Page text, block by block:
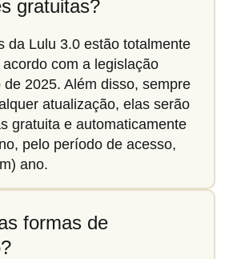
gratuitas?
da Lulu 3.0 estão totalmente
com a legislação
2025. Além disso, sempre
atualização, elas serão
gratuita e automaticamente
pelo período de acesso,
ano.
formas de